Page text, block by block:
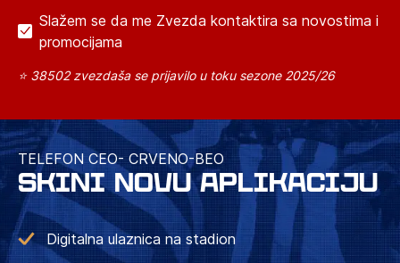
Slažem se da me Zvezda kontaktira sa novostima i
promocijama
⭐ 38502 zvezdaša se prijavilo u toku sezone 2025/26
TELEFON CEO- CRVENO-BEO
SKINI NOVU APLIKACIJU
Digitalna ulaznica na stadion